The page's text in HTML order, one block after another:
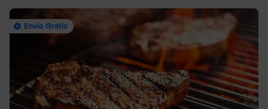
Envío Gratis